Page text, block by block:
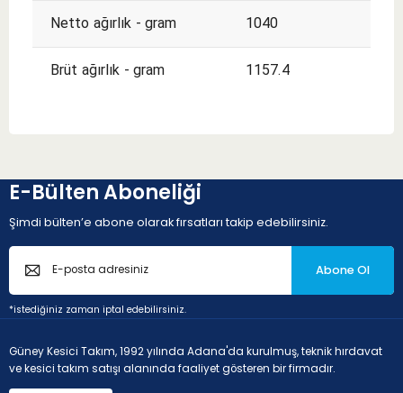
Netto ağırlık - gram 1040
Brüt ağırlık - gram 1157.4
E-Bülten Aboneliği
Şimdi bülten’e abone olarak fırsatları takip edebilirsiniz.
Abone Ol
*istediğiniz zaman iptal edebilirsiniz.
Güney Kesici Takım, 1992 yılında Adana'da kurulmuş, teknik hırdavat
ve kesici takım satışı alanında faaliyet gösteren bir firmadır.